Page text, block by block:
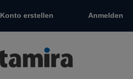
Konto erstellen Anmelden